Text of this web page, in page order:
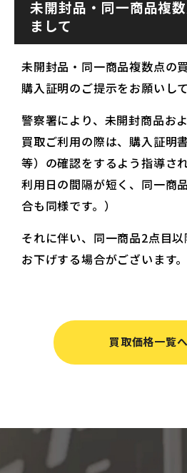
未開封品・同一商品複
まして
未開封品・同一商品複数点の
購入証明のご提示をお願いして
警察署により、未開封商品お
買取ご利用の際は、購入証明
等）の確認をするよう指導さ
利用日の間隔が短く、同一商
合も同様です。）
それに伴い、同一商品2点目
お下げする場合がございます。
買取価格一覧